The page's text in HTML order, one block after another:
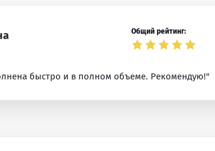
Общий рейтинг:
быстро и в полном объеме. Рекомендую!"